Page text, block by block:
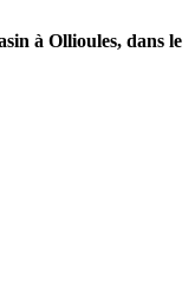
à Ollioules, dans le